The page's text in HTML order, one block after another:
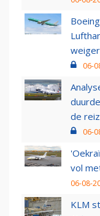
06-
de
06-
vol
06-08-
KLM